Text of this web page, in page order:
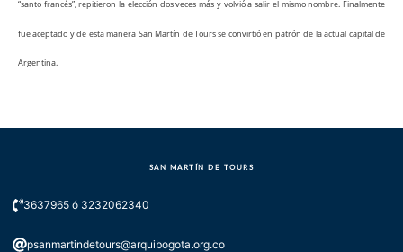
“santo francés”, repitieron la elección dos veces más y volvió a salir el mismo nombre. Finalmente
fue aceptado y de esta manera San Martín de Tours se convirtió en patrón de la actual capital de
Argentina.
SAN MARTÍN DE TOURS
3637965 ó 3232062340
psanmartindetours@arquibogota.org.co